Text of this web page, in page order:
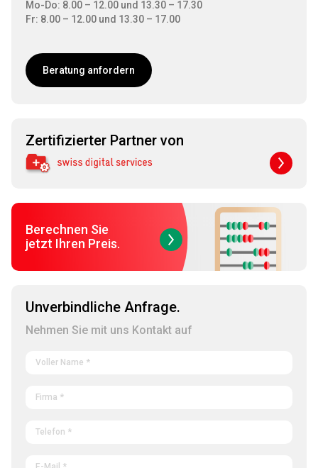
Mo-Do: 8.00 – 12.00 und 13.30 – 17.30
Fr: 8.00 – 12.00 und 13.30 – 17.00
Beratung anfordern
Zertifizierter Partner von
Berechnen Sie
jetzt Ihren Preis.
Unverbindliche Anfrage.
Nehmen Sie mit uns Kontakt auf